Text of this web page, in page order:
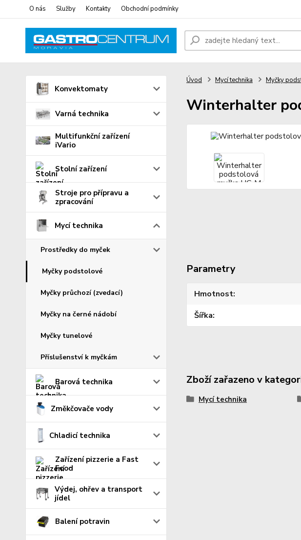
O nás Služby Kontakty Obchodní podmínky
Konvektomaty
Varná technika
Multifunkční zařízení
iVario
Stolní zařízení
Stroje pro přípravu a
zpracování
Mycí technika
Prostředky do myček
Myčky podstolové
Myčky průchozí (zvedací)
Myčky na černé nádobí
Myčky tunelové
Příslušenství k myčkám
Barová technika
Změkčovače vody
Chladicí technika
Zařízení pizzerie a Fast
Food
Výdej, ohřev a transport
jídel
Balení potravin
Úvod Mycí technika Myčky
Winterhalter
Parametry
Hmotnost
Šířka
Zboží zařazeno v
Mycí technika